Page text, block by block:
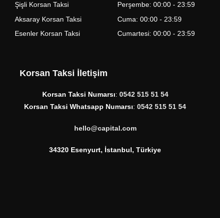
Şişli Korsan Taksi
Aksaray Korsan Taksi
Esenler Korsan Taksi
Perşembe: 00:00 - 23:59
Cuma: 00:00 - 23:59
Cumartesi: 00:00 - 23:59
Korsan Taksi İletişim
Korsan Taksi Numarsı: 0542 515 51 54
Korsan Taksi Whatsapp Numarsı: 0542 515 51 54
hello@capital.com
34320 Esenyurt, İstanbul, Türkiye